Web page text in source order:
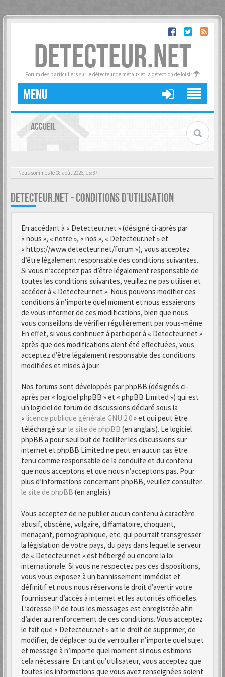
DETECTEUR.NET
Forum des particuliers sur le détecteur de métaux et la détection de loisir
MENU
ACCUEIL
Nous sommes le 08 août 2026, 15:37
DETECTEUR.NET - CONDITIONS D’UTILISATION
En accédant à « Detecteur.net » (désigné ci-après par
« nous », « notre », « nos », « Detecteur.net » et
« https://www.detecteur.net/forum »), vous acceptez
d’être légalement responsable des conditions suivantes.
Si vous n’acceptez pas d’être légalement responsable de
toutes les conditions suivantes, veuillez ne pas utiliser et
accéder à « Detecteur.net ». Nous pouvons modifier ces
conditions à n’importe quel moment et nous essaierons
de vous informer de ces modifications, bien que nous
vous conseillons de vérifier régulièrement par vous-même.
En effet, si vous continuez à participer à « Detecteur.net »
après que des modifications aient été effectuées, vous
acceptez d’être légalement responsable des conditions
modifiées et mises à jour.
Nos forums sont développés par phpBB (désignés ci-
après par « logiciel phpBB » et « phpBB Limited ») qui est
un logiciel de forum de discussions déclaré sous la
« licence publique générale GNU 2.0» et qui peut être
téléchargé surle site de phpBB (en anglais). Le logiciel
phpBB a pour seul but de faciliter les discussions sur
internet et phpBB Limited ne peut en aucun cas être
tenu comme responsable de la conduite et du contenu
que nous acceptons et que nous n’acceptons pas. Pour
plus d’informations concernant phpBB, veuillez consulter
le site de phpBB (en anglais).
Vous acceptez de ne publier aucun contenu à caractère
abusif, obscène, vulgaire, diffamatoire, choquant,
menaçant, pornographique, etc. qui pourrait transgresser
la législation de votre pays, du pays dans lequel le serveur
de « Detecteur.net » est hébergé ou encore la loi
internationale. Si vous ne respectez pas ces dispositions,
vous vous exposez à un bannissement immédiat et
définitif et nous nous réservons le droit d’avertir votre
fournisseur d’accès à internet et les autorités officielles.
L’adresse IP de tous les messages est enregistrée afin
d’aider au renforcement de ces conditions. Vous acceptez
le fait que « Detecteur.net » ait le droit de supprimer, de
modifier, de déplacer ou de verrouiller n’importe quel sujet
et message à n’importe quel moment si nous estimons
cela nécessaire. En tant qu’utilisateur, vous acceptez que
toutes les informations que vous avez renseignées soient